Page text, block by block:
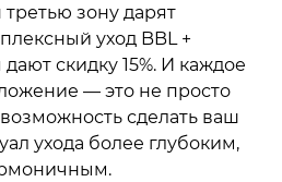
зону дарят
уход BBL +
скидку 15%. И каждое
— это не просто
сделать ваш
ухода более глубоким,